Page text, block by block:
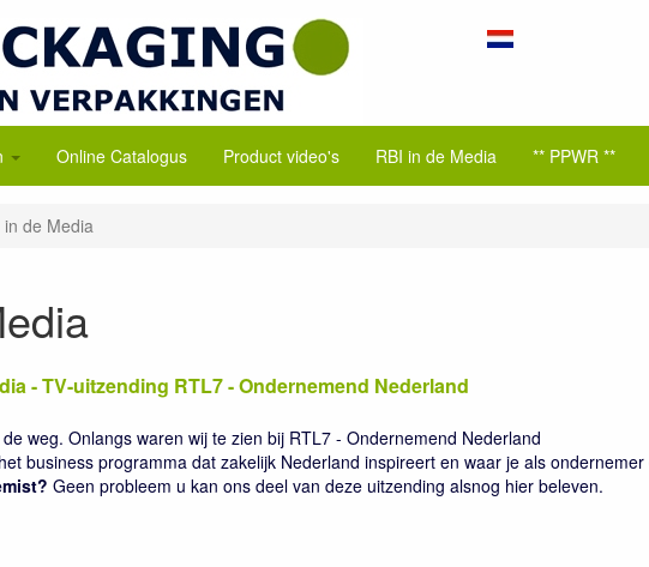
Online Catalogus Product video's RBI in de Media ** PPWR **
in de Media
- TV-uitzending RTL7 - Ondernemend Nederland
weg. Onlangs waren wij te zien bij RTL7 - Ondernemend Nederland
business programma dat zakelijk Nederland inspireert en waar je als
Geen probleem u kan ons deel van deze uitzending alsnog hier beleven.